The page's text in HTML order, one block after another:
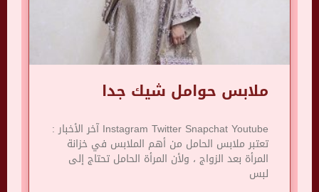
ملابس حوامل شيك جدا
Instagram Twitter Snapchat Youtube آخر الأخبار :
تعتبر ملابس الحامل من أهم الملابس في خزانة
المرأة بعد الزواج ، ولأن المرأة الحامل تحتاج إلى
لبس